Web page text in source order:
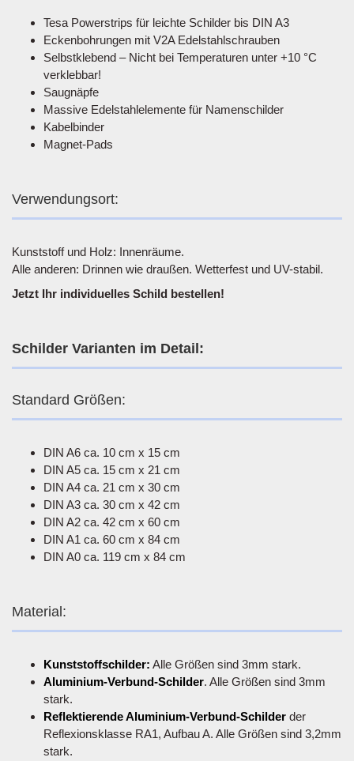
Tesa Powerstrips für leichte Schilder bis DIN A3
Eckenbohrungen mit V2A Edelstahlschrauben
Selbstklebend – Nicht bei Temperaturen unter +10 °C
verklebbar!
Saugnäpfe
Massive Edelstahlelemente für Namenschilder
Kabelbinder
Magnet-Pads
Verwendungsort:
Kunststoff und Holz: Innenräume.
Alle anderen: Drinnen wie draußen. Wetterfest und UV-stabil.
Jetzt Ihr individuelles Schild bestellen!
Schilder Varianten im Detail:
Standard Größen:
DIN A6 ca. 10 cm x 15 cm
DIN A5 ca. 15 cm x 21 cm
DIN A4 ca. 21 cm x 30 cm
DIN A3 ca. 30 cm x 42 cm
DIN A2 ca. 42 cm x 60 cm
DIN A1 ca. 60 cm x 84 cm
DIN A0 ca. 119 cm x 84 cm
Material:
Kunststoffschilder: Alle Größen sind 3mm stark.
Aluminium-Verbund-Schilder. Alle Größen sind 3mm
stark.
Reflektierende Aluminium-Verbund-Schilder der
Reflexionsklasse RA1, Aufbau A. Alle Größen sind 3,2mm
stark.